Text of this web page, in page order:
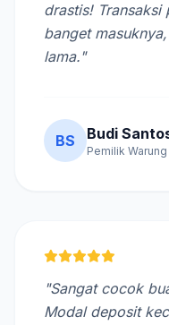
drastis! Transaksi
banget
lama."
BS Budi
Pemilik
"Sangat cocok
Modal deposit